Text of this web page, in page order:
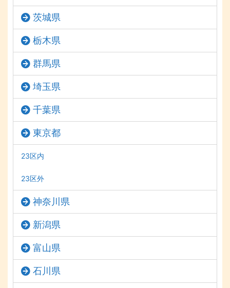
茨城県
栃木県
群馬県
埼玉県
千葉県
東京都
23区内
23区外
神奈川県
新潟県
富山県
石川県